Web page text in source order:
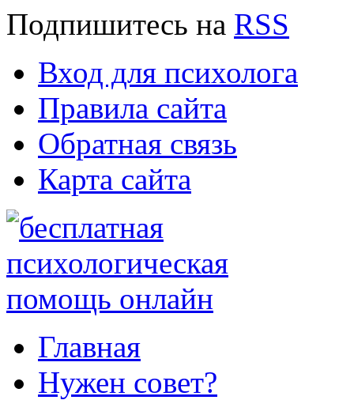
Подпишитесь на RSS
Вход для психолога
Правила сайта
Обратная связь
Карта сайта
Главная
Нужен совет?